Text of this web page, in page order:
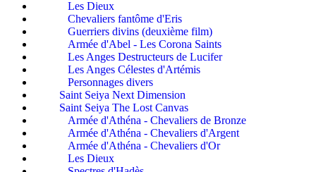
Les Dieux
Chevaliers fantôme d'Eris
Guerriers divins (deuxième film)
Armée d'Abel - Les Corona Saints
Les Anges Destructeurs de Lucifer
Les Anges Célestes d'Artémis
Personnages divers
Saint Seiya Next Dimension
Saint Seiya The Lost Canvas
Armée d'Athéna - Chevaliers de Bronze
Armée d'Athéna - Chevaliers d'Argent
Armée d'Athéna - Chevaliers d'Or
Les Dieux